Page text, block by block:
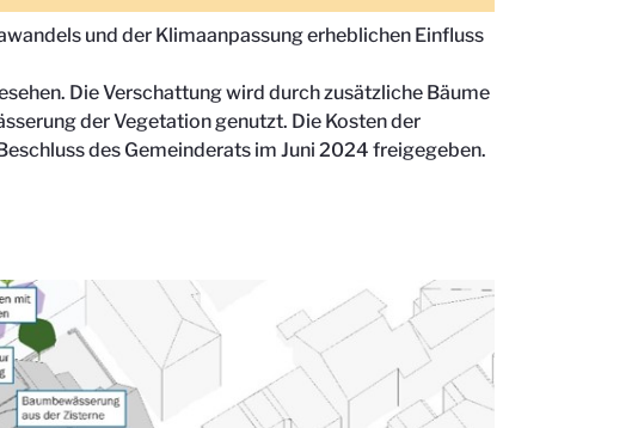
und der Klimaanpassung erheblichen Einfluss
Die Verschattung wird durch zusätzliche Bäume
der Vegetation genutzt. Die Kosten der
des Gemeinderats im Juni 2024 freigegeben.